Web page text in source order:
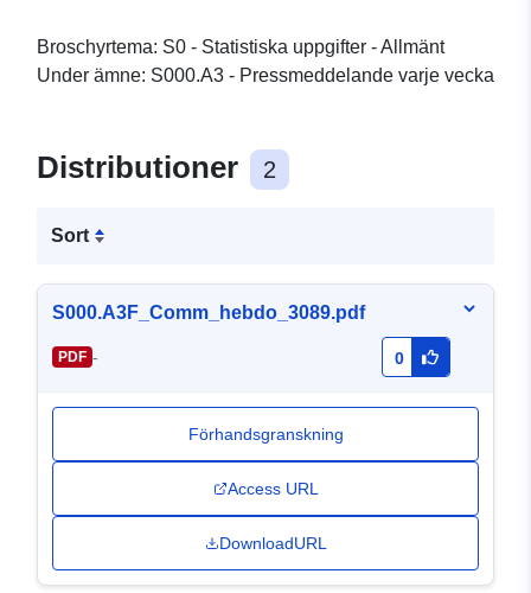
Broschyrtema: S0 - Statistiska uppgifter - Allmänt
Under ämne: S000.A3 - Pressmeddelande varje vecka
Distributioner 2
Sort
S000.A3F_Comm_hebdo_3089.pdf
PDF - 0
Förhandsgranskning
Access URL
DownloadURL